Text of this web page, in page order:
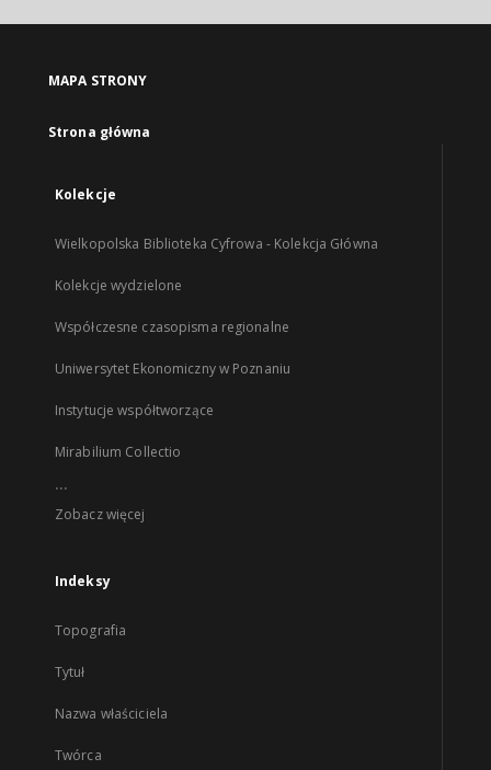
MAPA STRONY
Strona główna
Kolekcje
Wielkopolska Biblioteka Cyfrowa - Kolekcja Główna
Kolekcje wydzielone
Współczesne czasopisma regionalne
Uniwersytet Ekonomiczny w Poznaniu
Instytucje współtworzące
Mirabilium Collectio
...
Zobacz więcej
Indeksy
Topografia
Tytuł
Nazwa właściciela
Twórca